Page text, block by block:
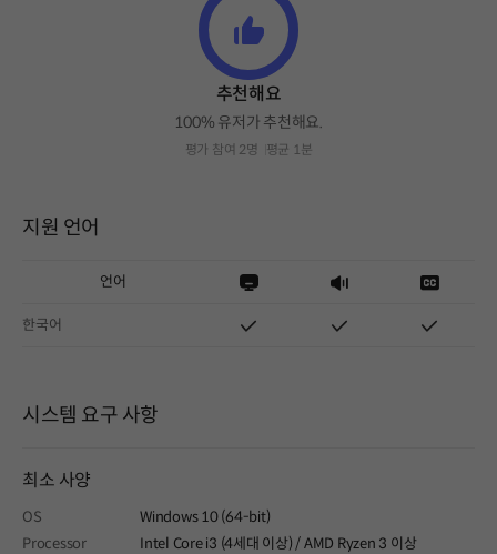
추천해요
100% 유저가 추천해요.
평가 참여 2명 평균 1분
지원 언어
언어
한국어
시스템 요구 사항
최소 사양
OS
Windows 10 (64-bit)
Processor
Intel Core i3 (4세대 이상) / AMD Ryzen 3 이상